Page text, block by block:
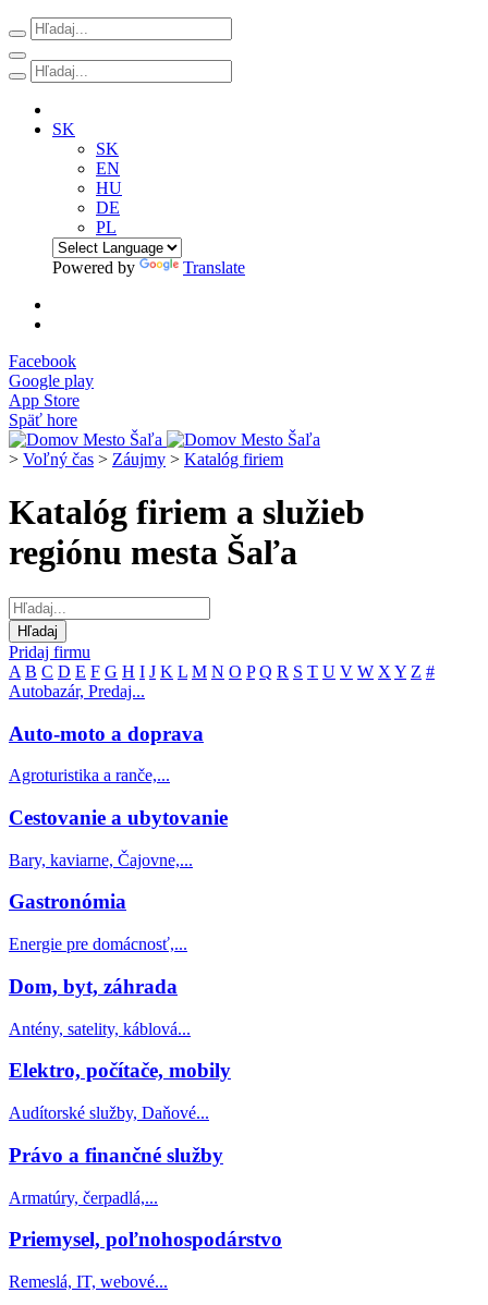
SK
SK
EN
HU
DE
PL
Powered by Translate
Facebook
Google play
App Store
Späť hore
> Voľný čas > Záujmy > Katalóg firiem
Katalóg firiem a služieb
regiónu mesta Šaľa
Pridaj firmu
A B C D E F G H I J K L M N O P Q R S T U V W X Y Z #
Autobazár, Predaj...
Auto-moto a doprava
Agroturistika a ranče,...
Cestovanie a ubytovanie
Bary, kaviarne, Čajovne,...
Gastronómia
Energie pre domácnosť,...
Dom, byt, záhrada
Antény, satelity, káblová...
Elektro, počítače, mobily
Audítorské služby, Daňové...
Právo a finančné služby
Armatúry, čerpadlá,...
Priemysel, poľnohospodárstvo
Remeslá, IT, webové...